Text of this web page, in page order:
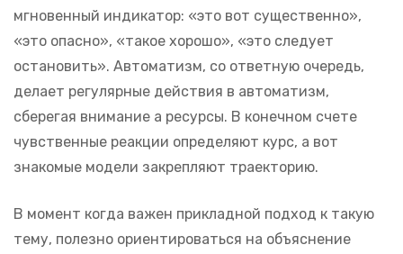
мгновенный индикатор: «это вот существенно»,
«это опасно», «такое хорошо», «это следует
остановить». Автоматизм, со ответную очередь,
делает регулярные действия в автоматизм,
сберегая внимание а ресурсы. В конечном счете
чувственные реакции определяют курс, а вот
знакомые модели закрепляют траекторию.
В момент когда важен прикладной подход к такую
тему, полезно ориентироваться на объяснение